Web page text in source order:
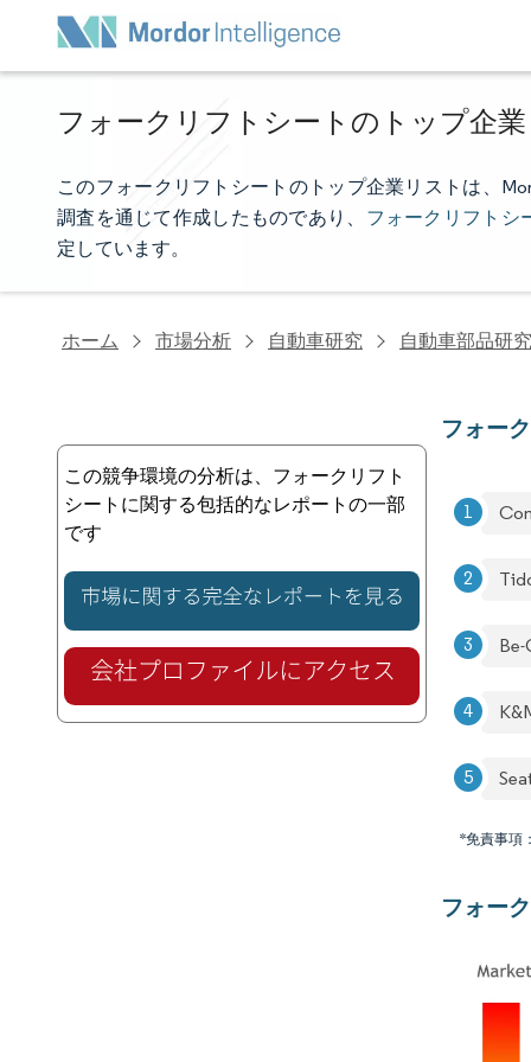
フォークリフトシートのトップ企
このフォークリフトシートのトップ企業リストは、
調査を通じて作成したものであり、 フォークリフトシ
定しています。
ホーム 市場分析 自動車研究 自動車部品研究
この競争環境の分析は、フォークリフト
シートに関する包括的なレポートの一部
です
フォー
*免責事項
フォー